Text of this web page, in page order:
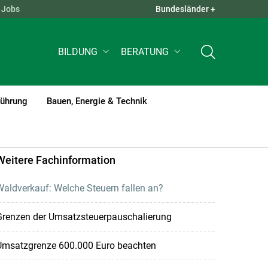
QUICK LINKS +
Jobs Bundesländer +
BILDUNG BERATUNG
Bauen, Energie & Technik
Fachinformation
Welche Steuern fallen an?
der Umsatzsteuerpauschalierung
600.000 Euro beachten